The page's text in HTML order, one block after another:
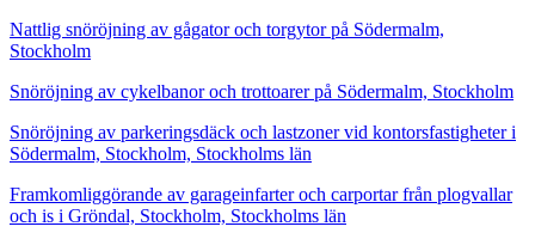
Nattlig snöröjning av gågator och torgytor på Södermalm,
Stockholm
Snöröjning av cykelbanor och trottoarer på Södermalm, Stockholm
Snöröjning av parkeringsdäck och lastzoner vid kontorsfastigheter i
Södermalm, Stockholm, Stockholms län
Framkomliggörande av garageinfarter och carportar från plogvallar
och is i Gröndal, Stockholm, Stockholms län